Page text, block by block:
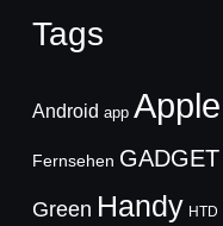
Tags
Android app Apple
Fernsehen GADGET
Green Handy HTD